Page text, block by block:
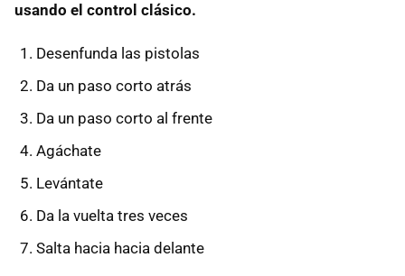
usando el control clásico.
Desenfunda las pistolas
Da un paso corto atrás
Da un paso corto al frente
Agáchate
Levántate
Da la vuelta tres veces
Salta hacia hacia delante